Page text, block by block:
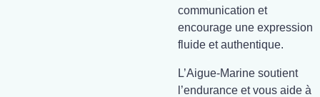
communication et
encourage une expression
fluide et authentique.
L’Aigue-Marine soutient
l’endurance et vous aide à